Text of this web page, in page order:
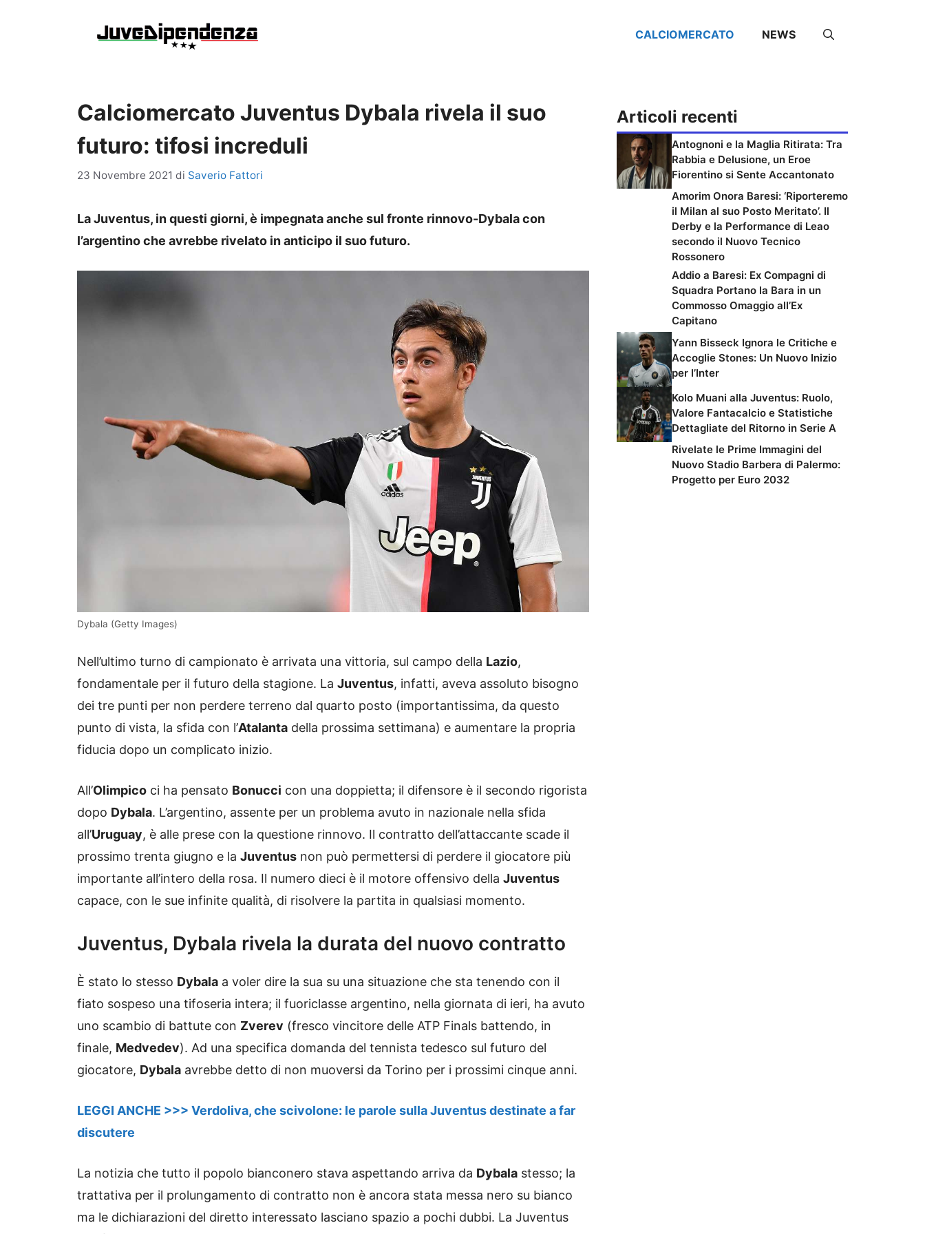
CALCIOMERCATO NEWS
Calciomercato Juventus Dybala rivela il suo
futuro: tifosi increduli
23 Novembre 2021 di Saverio Fattori
La Juventus, in questi giorni, è impegnata anche sul fronte rinnovo-Dybala con
l’argentino che avrebbe rivelato in anticipo il suo futuro.
Dybala (Getty Images)
Nell’ultimo turno di campionato è arrivata una vittoria, sul campo della Lazio,
fondamentale per il futuro della stagione. La Juventus, infatti, aveva assoluto bisogno
dei tre punti per non perdere terreno dal quarto posto (importantissima, da questo
punto di vista, la sfida con l’Atalanta della prossima settimana) e aumentare la propria
fiducia dopo un complicato inizio.
All’Olimpico ci ha pensato Bonucci con una doppietta; il difensore è il secondo rigorista
dopo Dybala. L’argentino, assente per un problema avuto in nazionale nella sfida
all’Uruguay, è alle prese con la questione rinnovo. Il contratto dell’attaccante scade il
prossimo trenta giugno e la Juventus non può permettersi di perdere il giocatore più
importante all’intero della rosa. Il numero dieci è il motore offensivo della Juventus
capace, con le sue infinite qualità, di risolvere la partita in qualsiasi momento.
Juventus, Dybala rivela la durata del nuovo contratto
È stato lo stesso Dybala a voler dire la sua su una situazione che sta tenendo con il
fiato sospeso una tifoseria intera; il fuoriclasse argentino, nella giornata di ieri, ha avuto
uno scambio di battute con Zverev (fresco vincitore delle ATP Finals battendo, in
finale, Medvedev). Ad una specifica domanda del tennista tedesco sul futuro del
giocatore, Dybala avrebbe detto di non muoversi da Torino per i prossimi cinque anni.
LEGGI ANCHE >>> Verdoliva, che scivolone: le parole sulla Juventus destinate a far
discutere
La notizia che tutto il popolo bianconero stava aspettando arriva da Dybala stesso; la
trattativa per il prolungamento di contratto non è ancora stata messa nero su bianco
ma le dichiarazioni del diretto interessato lasciano spazio a pochi dubbi. La Juventus
Articoli recenti
Antognoni e la Maglia Ritirata: Tra
Rabbia e Delusione, un Eroe
Fiorentino si Sente Accantonato
Amorim Onora Baresi: ‘Riporteremo
il Milan al suo Posto Meritato’. Il
Derby e la Performance di Leao
secondo il Nuovo Tecnico
Rossonero
Addio a Baresi: Ex Compagni di
Squadra Portano la Bara in un
Commosso Omaggio all’Ex
Capitano
Yann Bisseck Ignora le Critiche e
Accoglie Stones: Un Nuovo Inizio
per l’Inter
Kolo Muani alla Juventus: Ruolo,
Valore Fantacalcio e Statistiche
Dettagliate del Ritorno in Serie A
Rivelate le Prime Immagini del
Nuovo Stadio Barbera di Palermo:
Progetto per Euro 2032